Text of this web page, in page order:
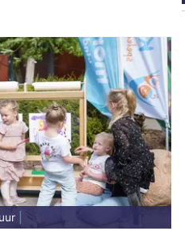
Texel en andere
|